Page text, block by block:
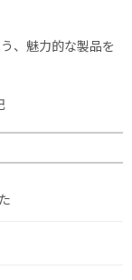
、魅力的な製品を